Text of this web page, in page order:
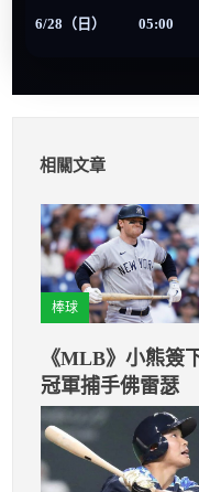
6/28（日） 05:00
相關文章
棒球
《MLB》小熊簽
冠軍捕手佛雷瑟